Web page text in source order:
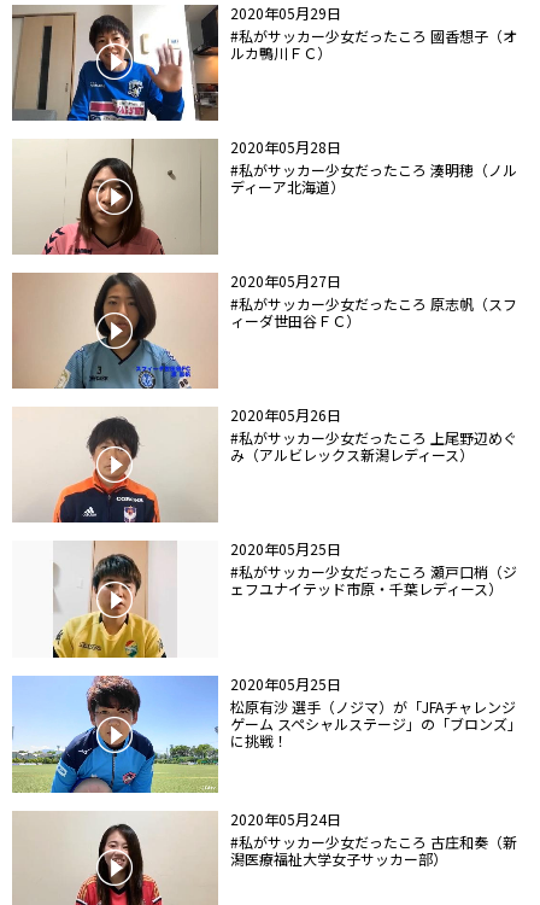
2020年05月29日
#私がサッカー少女だったころ 國香想子（オ
ルカ鴨川ＦＣ）
2020年05月28日
#私がサッカー少女だったころ 湊明穂（ノル
ディーア北海道）
2020年05月27日
#私がサッカー少女だったころ 原志帆（スフ
ィーダ世田谷ＦＣ）
2020年05月26日
#私がサッカー少女だったころ 上尾野辺めぐ
み（アルビレックス新潟レディース）
2020年05月25日
#私がサッカー少女だったころ 瀬戸口梢（ジ
ェフユナイテッド市原・千葉レディース）
2020年05月25日
松原有沙 選手（ノジマ）が「JFAチャレンジ
ゲーム スペシャルステージ」の「ブロンズ」
に挑戦！
2020年05月24日
#私がサッカー少女だったころ 古庄和奏（新
潟医療福祉大学女子サッカー部）